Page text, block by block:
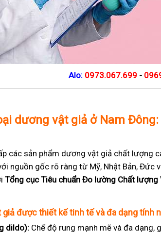
Alo: 0973.067.699 -
dương vật giả ở Nam Đông:
các sản phẩm dương vật giả chất lượng
nguồn gốc rõ ràng từ Mỹ, Nhật Bản,
Tổng cục Tiêu chuẩn Đo lường Chất lượng
được thiết kế tinh tế và đa dạng tính
dildo): Chế độ rung mạnh mẽ và đa